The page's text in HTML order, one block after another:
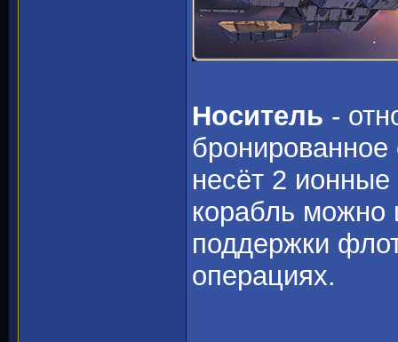
Носитель -
бронированное
несёт 2 ионные
корабль можно
поддержки
операциях.